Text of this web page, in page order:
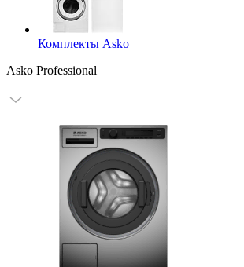
Комплекты Asko
Asko Professional